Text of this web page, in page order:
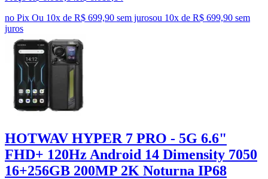
no Pix Ou 10x de R$ 699,90 sem jurosou 10x de R$ 699,90 sem
juros
HOTWAV HYPER 7 PRO - 5G 6.6"
FHD+ 120Hz Android 14 Dimensity 7050
16+256GB 200MP 2K Noturna IP68